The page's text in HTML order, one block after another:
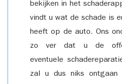
bekijken in het
vindt u wat de schade is
heeft op de auto. Ons
zo ver dat u de
eventuele
zal u dus niks